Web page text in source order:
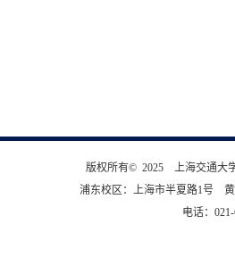
版权所有© 2025 上海交通大
浦东校区：上海市半夏路1号
电话：